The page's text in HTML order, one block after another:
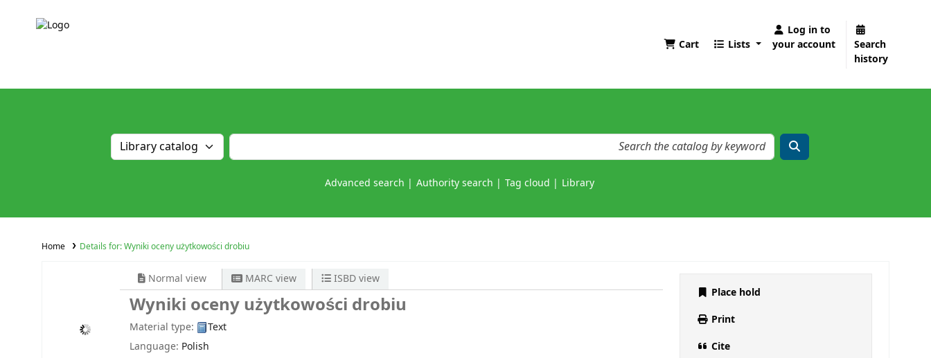
Cart Lists
Log in to
your account
Search
history
Advanced search Authority search Tag cloud Library
Home Details for:Wyniki oceny użytkowości drobiu
Normal view MARC view ISBD view
Wyniki oceny użytkowości drobiu
Material type:
Text
Language: Polish
Place hold
Print
Cite